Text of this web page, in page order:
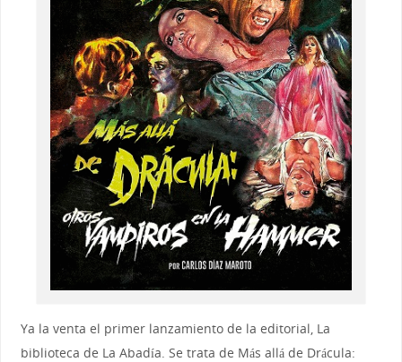
Ya la venta el primer lanzamiento de la editorial, La
biblioteca de La Abadía. Se trata de Más allá de Drácula: